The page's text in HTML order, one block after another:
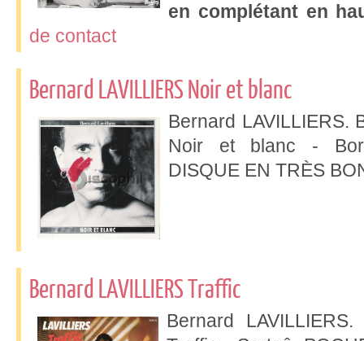
en complétant en
de contact
Bernard LAVILLIERS Noir et blanc
Bernard LAVILLIERS.
Noir et blanc -
DISQUE EN TRÈS
Bernard LAVILLIERS Traffic
Bernard